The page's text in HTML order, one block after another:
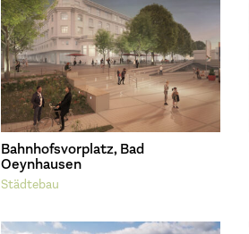
Bahnhofsvorplatz, Bad
Oeynhausen
Städtebau